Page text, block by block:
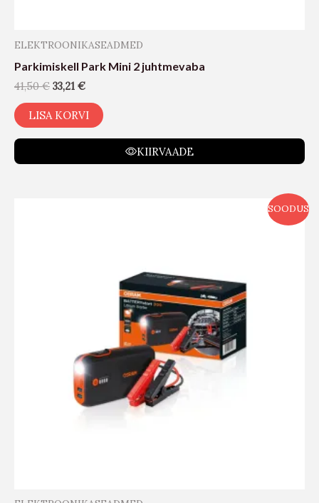
ELEKTROONIKASEADMED
Parkimiskell Park Mini 2 juhtmevaba
41,50€ 33,21 €
LISA KORVI
KIIRVAADE
SOODUS